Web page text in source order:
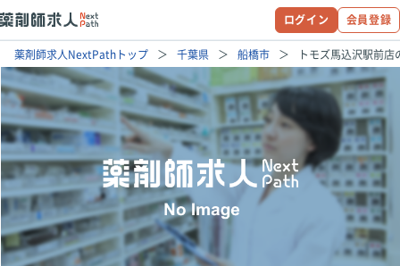
ログイン 会員登録
薬剤師求人NextPathトップ 千葉県 船橋市 トモズ馬込沢駅前